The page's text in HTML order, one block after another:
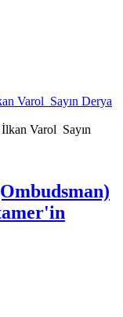
Varol Sayın Derya